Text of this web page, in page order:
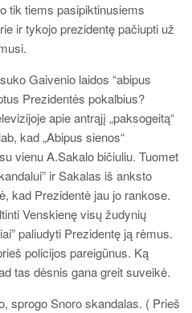
tik tiems pasipiktinusiems
ir tykojo prezidentę pačiupti už
Gaivenio laidos “abipus
Prezidentės pokalbius?
apie antrąjį „paksogeitą“
kad „Abipus sienos“
vienu A.Sakalo bičiuliu. Tuomet
ir Sakalas iš anksto
kad Prezidentė jau jo rankose.
Venskienę visų žudynių
paliudyti Prezidentę ją rėmus.
policijos pareigūnus. Ką
tas dėsnis gana greit suveikė.
sprogo Snoro skandalas. ( Prieš